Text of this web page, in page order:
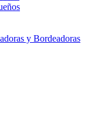
y Bordeadoras